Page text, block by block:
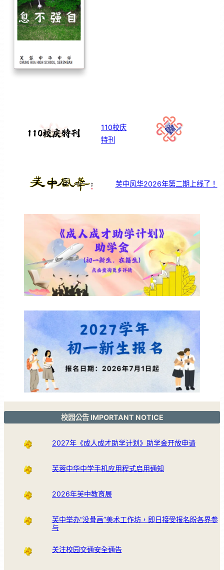
110校庆
特刊
芙中风华2026年第二期上线了！
校园公告 IMPORTANT NOTICE
2027年《成人成才助学计划》助学金开放申请
芙蓉中华中学手机应用程式启用通知
2026年芙中教育展
芙中举办“没骨画”美术工作坊，即日接受报名盼各界参
与
关注校园交通安全通告